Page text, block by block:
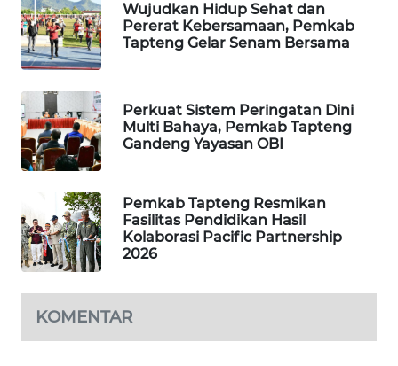
Wujudkan Hidup Sehat dan
Pererat Kebersamaan, Pemkab
Tapteng Gelar Senam Bersama
Perkuat Sistem Peringatan Dini
Multi Bahaya, Pemkab Tapteng
Gandeng Yayasan OBI
Pemkab Tapteng Resmikan
Fasilitas Pendidikan Hasil
Kolaborasi Pacific Partnership
2026
KOMENTAR
SIBARAGAS
NEWS
METRO
SIANTAR
NEWS
MEDAN
NEWS
METRO